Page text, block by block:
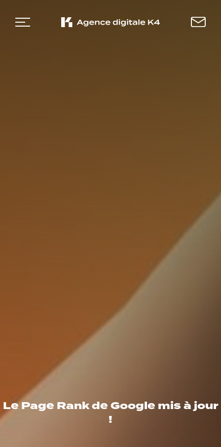
Le Page Rank de Google mis à jour
!